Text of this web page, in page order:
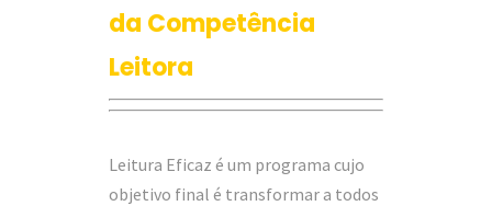
da Competência
Leitora
Leitura Eficaz é um programa cujo
objetivo final é transformar a todos